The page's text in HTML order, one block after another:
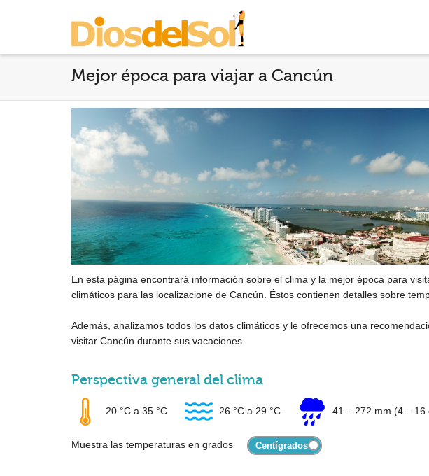
Mejor época para viajar a Cancún
En esta página encontrará información sobre el clima y la mejor época para
climáticos para las localizacione de Cancún. Éstos contienen detalles sobre
Además, analizamos todos los datos climáticos y le ofrecemos una
visitar Cancún durante sus vacaciones.
Perspectiva general del clima
20 °C a 35 °C 26 °C a 29 °C 41 – 272 mm (4 – 16
Muestra las temperaturas en grados